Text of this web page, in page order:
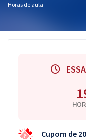
Horas de aula
Cupom de